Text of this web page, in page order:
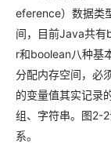
eference）数据类
间，目前Java共
r和boolean八种基
分配内存空间，必
的变量值其实记录
组、字符串。图2-
系。